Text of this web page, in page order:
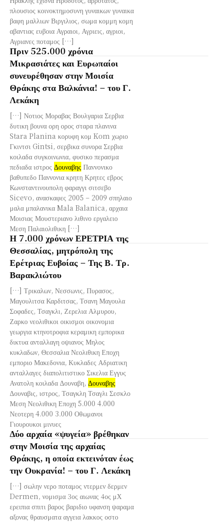
πλουσιος κοινοκτημοσυνη γυναικων γυναικα
βαφη μαλλιων Βιργιλιος, σωμα κομμη κομη
αβαντιας ευβοια Αγραιοι, Αγριεις, αγριοι,
Αγριανες ποταμος […]
Πριν 525.000 χρόνια
Μικρασιάτες και Ευρωπαίοι
συνευρέθησαν στην Μοισία
Θράκης στα Βαλκάνια! – του Γ.
Λεκάκη
[…] Νοτιος Μοραβας Βουλγαρια Σερβια
δυτικη βουνα ορη ορος σταρα πλανινα
Stara Planina κορυφη κομ Kom χωριο
Γκιντσι Gintsi, σερβικα συνορα Σερβια
κοιλαδα συγκοινωνια, φυσικο περασμα
πεδιαδα ιστρος Δουναβης Παννονικο
βαθυπεδο Παννονια κρητη Κρητες εβρος
Κωνσταντινουπολη φαραγγι σιτσεβο
Sicevo, ανασκαφες 2005 – 2009 σπηλαιο
μαλα μπαλανικα Mala Balanica, αρχαια
Μοισιας Μουστεριανο λιθινο εργαλειο
Μεση Παλαιολιθικη […]
Η 7.000 χρόνων ΕΡΕΤΡΙΑ της
Θεσσαλίας, μητρόπολη της
Ερέτριας Ευβοίας – Της Β. Τρ.
Βαρακλιώτου
[…] Τρικαλων, Νεσσωνις, Πυρασος,
Μαγουλιτσα Καρδιτσας, Τσανη Μαγουλα
Σοφαδες, Τσαγκλι, Ζερελια Αλμυρου,
Ζαρκο νεολιθικοι οικισμοι οικονομια
γεωργια κτηνοτροφια κεραμικη εμπορικα
δικτυα ανταλλαγη οψιανος Μηλος
κυκλαδων, Θεσσαλια Νεολιθικη Εποχη
εμποριο Μακεδονια, Κυκλαδες Αδριατικη
ανταλλαγες διαπολιτιστικο Σικελια Εγγυς
Ανατολη κοιλαδα Δουναβη, Δουναβης
Δουναβις, ιστρος, Τσαγκλη Τσαγλι Σεσκλο
Μεση Νεολιθικη Εποχη 5.000 4.000
Νεοτερη 4.000 3.000 Οθωμανοι
Γιουρουκοι μινυες
Δύο αρχαία «ψυγεία» βρέθηκαν
στην Μοισία της αρχαίας
Θράκης, η οποία εκτεινόταν έως
την Ουκρανία! – του Γ. Λεκάκη
[…] σωλην νερο ποταμος ντερμεν δερμεν
Dermen, νομισμα 3ος αιωνας 4ος μΧ
ερειπια σπιτι βαρος βαριδιο υφανση ψαραμα
αξονας θραυσματα αγγεια λακκος οστο